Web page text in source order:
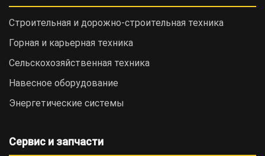
Строительная и дорожно-cтроительная техника
Горная и карьерная техника
Сельскохозяйственная техника
Навесное оборудование
Энергетические системы
Сервис и запчасти